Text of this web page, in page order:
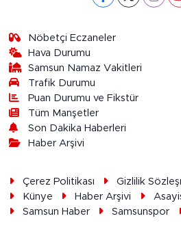
Nöbetçi Eczaneler
Hava Durumu
Samsun Namaz Vakitleri
Trafik Durumu
Puan Durumu ve Fikstür
Tüm Manşetler
Son Dakika Haberleri
Haber Arşivi
Çerez Politikası Gizlilik
Künye
Haber Arşivi
Samsun Haber
Samsunspor